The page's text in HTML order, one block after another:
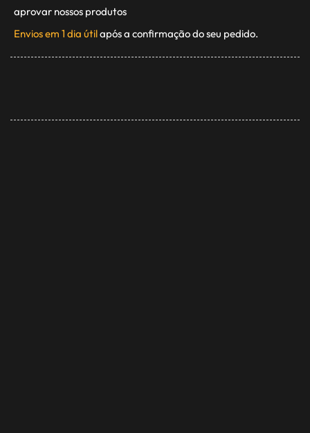
aprovar nossos produtos
Envios em 1 dia útilapós a confirmação do seu pedido.